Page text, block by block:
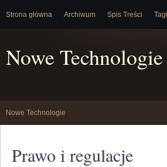
Strona główna Archiwum Spis Treści Tagi
Nowe Technologie
Nowe Technologie
Prawo i regulacje